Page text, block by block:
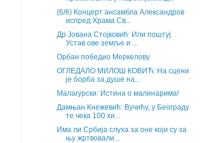
(6/6) Концерт ансамбла Александров
испред Храма Св...
Др Јована Стојковић: Или поштуј
Устав ове земље и ...
Орбан победио Меркелову
ОГЛЕДАЛО МИЛОШ КОВИЋ: На сцени
је борба за душе на...
Малагурски: Истина о малинарима!
Дамњан Кнежевић: Вучићу, у Београду
те чека 100 хи...
Има ли Србија слуха за оне који су за
њу жртвовали...